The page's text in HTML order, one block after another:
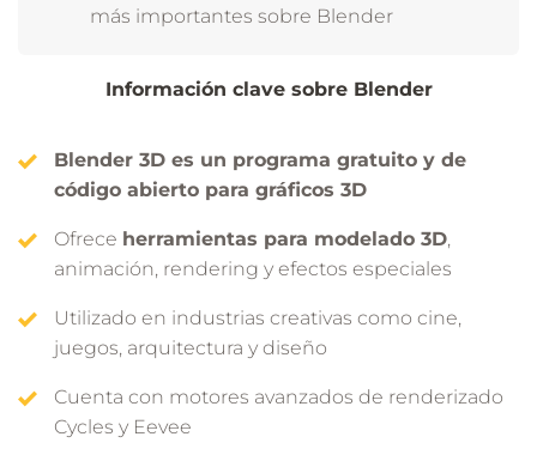
más importantes sobre Blender
Información clave sobre Blender
Blender 3D es un programa gratuito y de
código abierto para gráficos 3D
Ofrece herramientas para modelado 3D,
animación, rendering y efectos especiales
Utilizado en industrias creativas como cine,
juegos, arquitectura y diseño
Cuenta con motores avanzados de renderizado
Cycles y Eevee